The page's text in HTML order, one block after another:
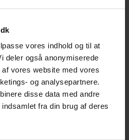
vores indhold og til at
deler også anonymiserede
vores website med vores
og analysepartnere.
disse data med andre
fra din brug af deres